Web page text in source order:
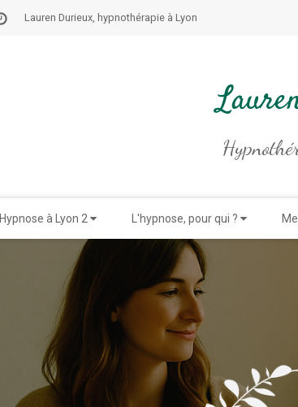
Lauren Durieux, hypnothérapie à Lyon
Hypnose à Lyon 2 L'hypnose, pour qui ?